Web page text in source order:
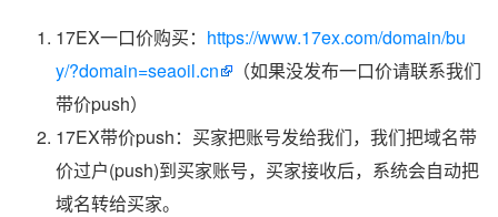
17EX一口价购买： https://www.17ex.com/domain/bu
y/?domain=seaoil.cn
（如果没发布一口价请联系我们
带价push）
17EX带价push：买家把账号发给我们，我们把域名带
价过户(push)到买家账号，买家接收后，系统会自动把
域名转给买家。